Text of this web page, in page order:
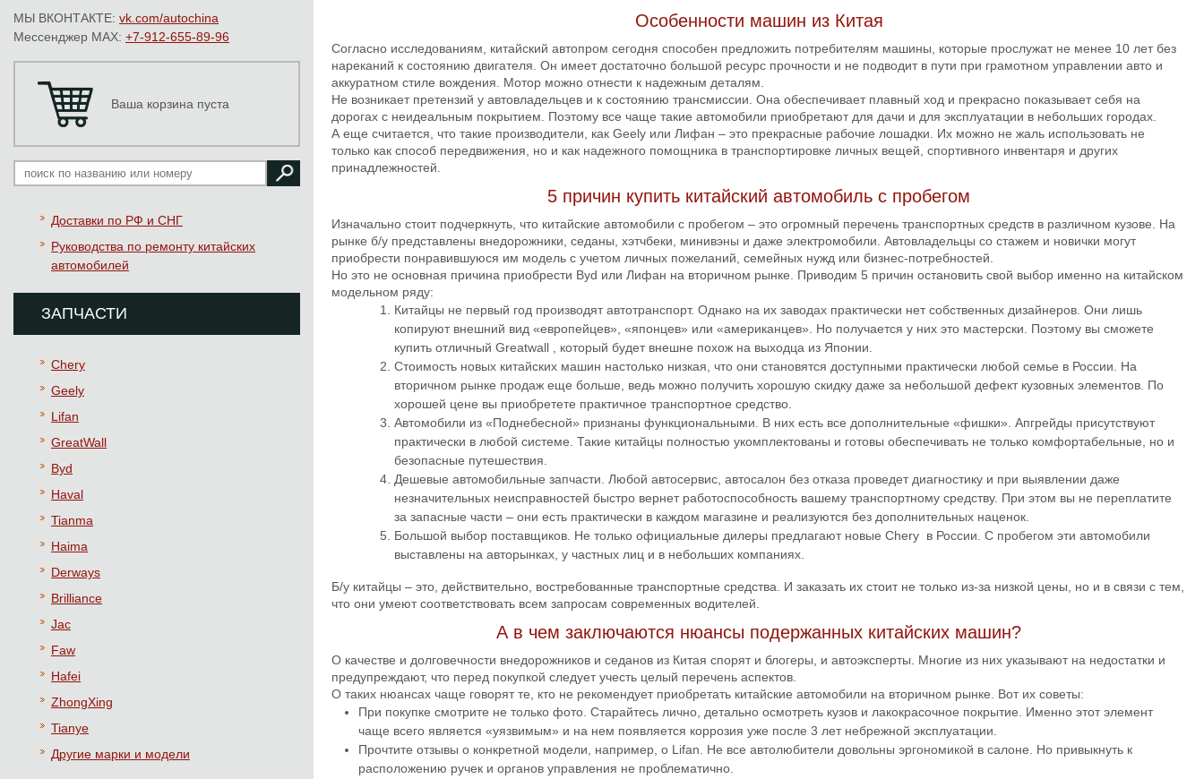
МЫ ВКОНТАКТЕ: vk.com/autochina
Мессенджер MAX: +7-912-655-89-96
Ваша корзина пуста
Доставки по РФ и СНГ
Руководства по ремонту китайских
автомобилей
ЗАПЧАСТИ
Chery
Geely
Lifan
GreatWall
Byd
Haval
Tianma
Haima
Derways
Brilliance
Jac
Faw
Hafei
ZhongXing
Tianye
Другие марки и модели
Особенности машин из Китая
Согласно исследованиям, китайский автопром сегодня способен предложить потребителям машины, которые прослужат не менее 10 лет без
нареканий к состоянию двигателя. Он имеет достаточно большой ресурс прочности и не подводит в пути при грамотном управлении авто и
аккуратном стиле вождения. Мотор можно отнести к надежным деталям.
Не возникает претензий у автовладельцев и к состоянию трансмиссии. Она обеспечивает плавный ход и прекрасно показывает себя на
дорогах с неидеальным покрытием. Поэтому все чаще такие автомобили приобретают для дачи и для эксплуатации в небольших городах.
А еще считается, что такие производители, как Geely или Лифан – это прекрасные рабочие лошадки. Их можно не жаль использовать не
только как способ передвижения, но и как надежного помощника в транспортировке личных вещей, спортивного инвентаря и других
принадлежностей.
5 причин купить китайский автомобиль с пробегом
Изначально стоит подчеркнуть, что китайские автомобили с пробегом – это огромный перечень транспортных средств в различном кузове. На
рынке б/у представлены внедорожники, седаны, хэтчбеки, минивэны и даже электромобили. Автовладельцы со стажем и новички могут
приобрести понравившуюся им модель с учетом личных пожеланий, семейных нужд или бизнес-потребностей.
Но это не основная причина приобрести Byd или Лифан на вторичном рынке. Приводим 5 причин остановить свой выбор именно на китайском
модельном ряду:
Китайцы не первый год производят автотранспорт. Однако на их заводах практически нет собственных дизайнеров. Они лишь
копируют внешний вид «европейцев», «японцев» или «американцев». Но получается у них это мастерски. Поэтому вы сможете
купить отличный Greatwall , который будет внешне похож на выходца из Японии.
Стоимость новых китайских машин настолько низкая, что они становятся доступными практически любой семье в России. На
вторичном рынке продаж еще больше, ведь можно получить хорошую скидку даже за небольшой дефект кузовных элементов. По
хорошей цене вы приобретете практичное транспортное средство.
Автомобили из «Поднебесной» признаны функциональными. В них есть все дополнительные «фишки». Апгрейды присутствуют
практически в любой системе. Такие китайцы полностью укомплектованы и готовы обеспечивать не только комфортабельные, но и
безопасные путешествия.
Дешевые автомобильные запчасти. Любой автосервис, автосалон без отказа проведет диагностику и при выявлении даже
незначительных неисправностей быстро вернет работоспособность вашему транспортному средству. При этом вы не переплатите
за запасные части – они есть практически в каждом магазине и реализуются без дополнительных наценок.
Большой выбор поставщиков. Не только официальные дилеры предлагают новые Chery в России. С пробегом эти автомобили
выставлены на авторынках, у частных лиц и в небольших компаниях.
Б/у китайцы – это, действительно, востребованные транспортные средства. И заказать их стоит не только из-за низкой цены, но и в связи с тем,
что они умеют соответствовать всем запросам современных водителей.
А в чем заключаются нюансы подержанных китайских машин?
О качестве и долговечности внедорожников и седанов из Китая спорят и блогеры, и автоэксперты. Многие из них указывают на недостатки и
предупреждают, что перед покупкой следует учесть целый перечень аспектов.
О таких нюансах чаще говорят те, кто не рекомендует приобретать китайские автомобили на вторичном рынке. Вот их советы:
При покупке смотрите не только фото. Старайтесь лично, детально осмотреть кузов и лакокрасочное покрытие. Именно этот элемент
чаще всего является «уязвимым» и на нем появляется коррозия уже после 3 лет небрежной эксплуатации.
Прочтите отзывы о конкретной модели, например, о Lifan. Не все автолюбители довольны эргономикой в салоне. Но привыкнуть к
расположению ручек и органов управления не проблематично.